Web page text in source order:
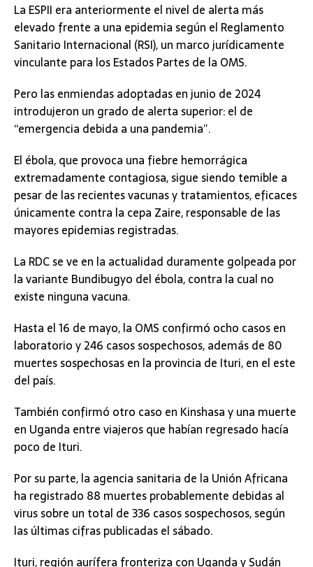
La ESPII era anteriormente el nivel de alerta más
elevado frente a una epidemia según el Reglamento
Sanitario Internacional (RSI), un marco jurídicamente
vinculante para los Estados Partes de la OMS.
Pero las enmiendas adoptadas en junio de 2024
introdujeron un grado de alerta superior: el de
“emergencia debida a una pandemia”.
El ébola, que provoca una fiebre hemorrágica
extremadamente contagiosa, sigue siendo temible a
pesar de las recientes vacunas y tratamientos, eficaces
únicamente contra la cepa Zaire, responsable de las
mayores epidemias registradas.
La RDC se ve en la actualidad duramente golpeada por
la variante Bundibugyo del ébola, contra la cual no
existe ninguna vacuna.
Hasta el 16 de mayo, la OMS confirmó ocho casos en
laboratorio y 246 casos sospechosos, además de 80
muertes sospechosas en la provincia de Ituri, en el este
del país.
También confirmó otro caso en Kinshasa y una muerte
en Uganda entre viajeros que habían regresado hacía
poco de Ituri.
Por su parte, la agencia sanitaria de la Unión Africana
ha registrado 88 muertes probablemente debidas al
virus sobre un total de 336 casos sospechosos, según
las últimas cifras publicadas el sábado.
Ituri, región aurífera fronteriza con Uganda y Sudán